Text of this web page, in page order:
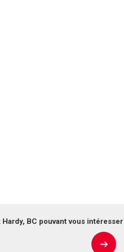
BC pouvant vous intéresser